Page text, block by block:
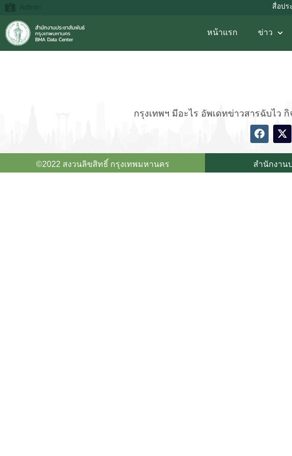
สื่อปร
หน้าแรก ข่าว
กรุงเทพฯ มีอะไร อัพเดทข่าวสารฉับไว
©2022 สงวนลิขสิทธิ์ กรุงเทพมหานคร สำนักงาน